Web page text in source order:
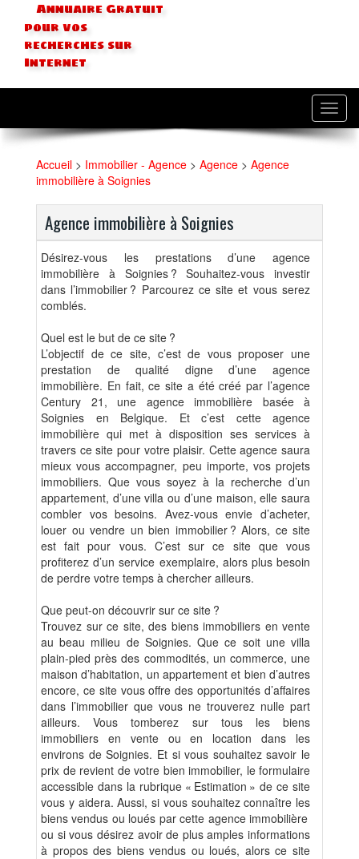
Annuaire Gratuit
pour vos
recherches sur
Internet
Accueil > Immobilier - Agence > Agence > Agence
immobilière à Soignies
Agence immobilière à Soignies
Désirez-vous les prestations d’une agence
immobilière à Soignies ? Souhaitez-vous investir
dans l’immobilier ? Parcourez ce site et vous serez
comblés.
Quel est le but de ce site ?
L’objectif de ce site, c’est de vous proposer une
prestation de qualité digne d’une agence
immobilière. En fait, ce site a été créé par l’agence
Century 21, une agence immobilière basée à
Soignies en Belgique. Et c’est cette agence
immobilière qui met à disposition ses services à
travers ce site pour votre plaisir. Cette agence saura
mieux vous accompagner, peu importe, vos projets
immobiliers. Que vous soyez à la recherche d’un
appartement, d’une villa ou d’une maison, elle saura
combler vos besoins. Avez-vous envie d’acheter,
louer ou vendre un bien immobilier ? Alors, ce site
est fait pour vous. C’est sur ce site que vous
profiterez d’un service exemplaire, alors plus besoin
de perdre votre temps à chercher ailleurs.
Que peut-on découvrir sur ce site ?
Trouvez sur ce site, des biens immobiliers en vente
au beau milieu de Soignies. Que ce soit une villa
plain-pied près des commodités, un commerce, une
maison d’habitation, un appartement et bien d’autres
encore, ce site vous offre des opportunités d’affaires
dans l’immobilier que vous ne trouverez nulle part
ailleurs. Vous tomberez sur tous les biens
immobiliers en vente ou en location dans les
environs de Soignies. Et si vous souhaitez savoir le
prix de revient de votre bien immobilier, le formulaire
accessible dans la rubrique « Estimation » de ce site
vous y aidera. Aussi, si vous souhaitez connaître les
biens vendus ou loués par cette agence immobilière
ou si vous désirez avoir de plus amples informations
à propos des biens vendus ou loués, alors ce site